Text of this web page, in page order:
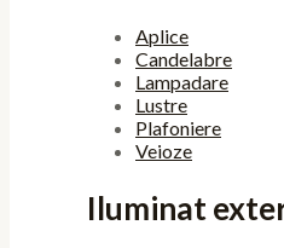
Aplice
Candelabre
Lampadare
Lustre
Plafoniere
Veioze
Iluminat